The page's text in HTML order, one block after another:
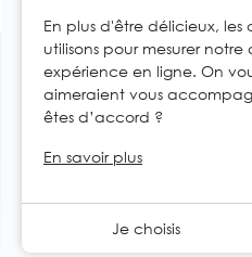
En plus d'être délicieux, les
utilisons pour mesurer
expérience en ligne. On
aimeraient vous
êtes d’accord ?
En savoir plus
Je choisis